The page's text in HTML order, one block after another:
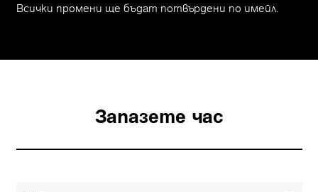
Всички промени ще бъдат потвърдени по имейл.
Запазете час